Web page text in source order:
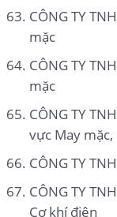
CÔNG TY
mặc
CÔNG TY
mặc
CÔNG TY
vực May mặc,
CÔNG TY
CÔNG TY
Cơ khí điện